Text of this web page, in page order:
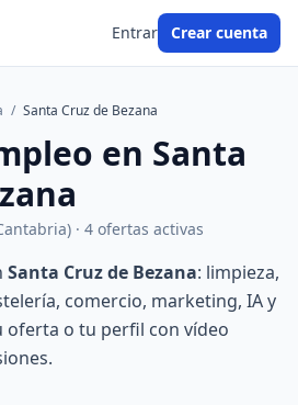
Entrar Crear cuenta
/ Santa Cruz de Bezana
en Santa
· 4 ofertas activas
Santa Cruz de Bezana: limpieza,
comercio, marketing, IA y
oferta o tu perfil con vídeo